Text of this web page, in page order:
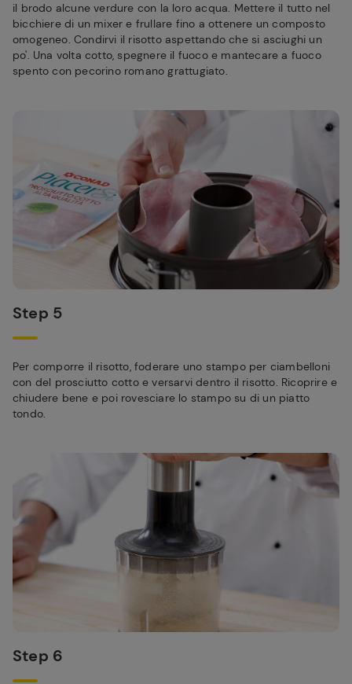
il brodo alcune verdure con la loro acqua. Mettere il tutto nel
bicchiere di un mixer e frullare fino a ottenere un composto
omogeneo. Condirvi il risotto aspettando che si asciughi un
po'. Una volta cotto, spegnere il fuoco e mantecare a fuoco
spento con pecorino romano grattugiato.
Step 5
Per comporre il risotto, foderare uno stampo per ciambelloni
con del prosciutto cotto e versarvi dentro il risotto. Ricoprire e
chiudere bene e poi rovesciare lo stampo su di un piatto
tondo.
Step 6